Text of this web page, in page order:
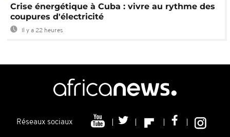
Crise énergétique à Cuba : vivre au rythme des
coupures d'électricité
Il y a 22 heures
Réseaux sociaux